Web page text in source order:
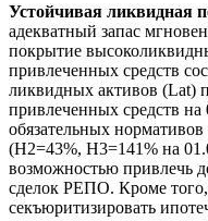
Устойчивая ликвидная
адекватный запас
покрытие
привлеченных средств
ликвидных активов (Lat)
привлеченных средств на
обязательных
(Н2=43%, Н3=141% на
возможностью привлечь
сделок РЕПО. Кроме
секъюритизировать